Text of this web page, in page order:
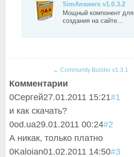
SimAnswers v1.0.3.2
Мощный компонент для
создания на сайте…
← Community Builder v1.3.1
Комментарии
0Сергей27.01.2011 15:21#1
и как скачать?
0od.ua29.01.2011 00:24#2
А никак, только платно
0Kaloian01.02.2011 14:50#3